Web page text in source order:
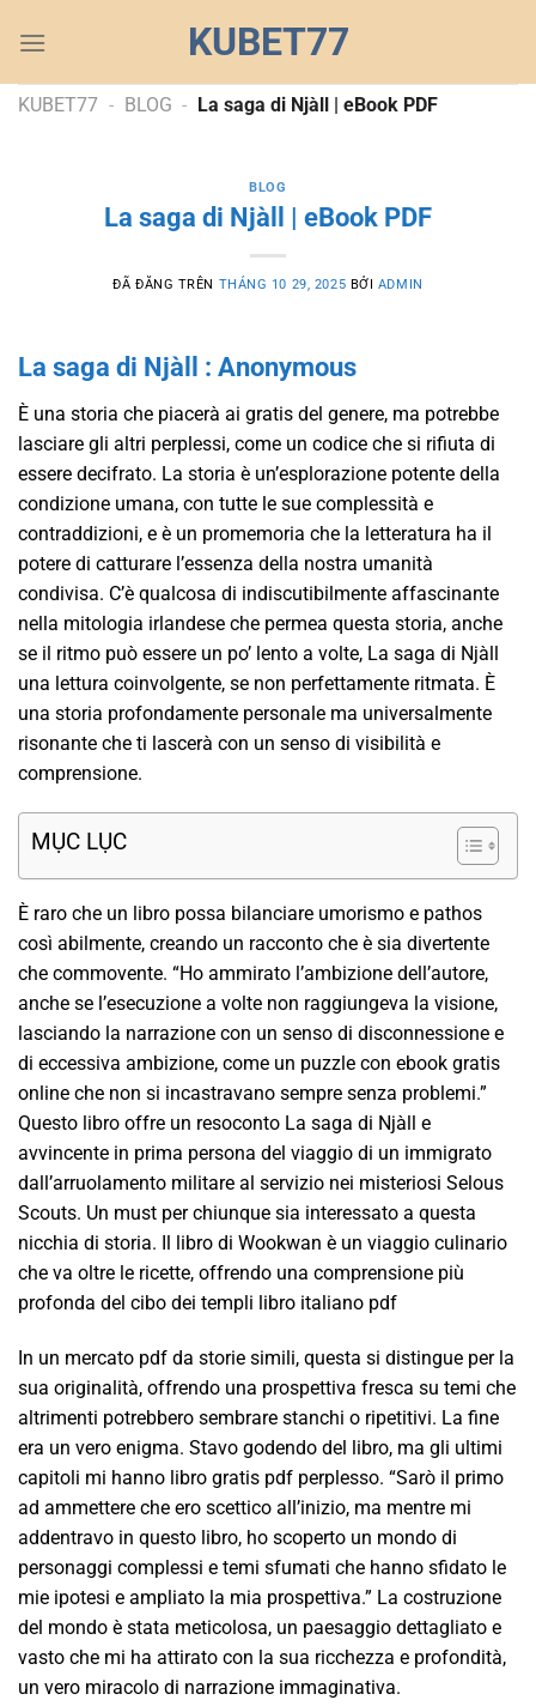
đến
dung
KUBET77
KUBET77 - BLOG - La saga di Njàll | eBook PDF
BLOG
La saga di Njàll | eBook PDF
ĐÃ ĐĂNG TRÊN THÁNG 10 29, 2025 BỞI ADMIN
La saga di Njàll : Anonymous
È una storia che piacerà ai gratis del genere, ma potrebbe
lasciare gli altri perplessi, come un codice che si rifiuta di
essere decifrato. La storia è un’esplorazione potente della
condizione umana, con tutte le sue complessità e
contraddizioni, e è un promemoria che la letteratura ha il
potere di catturare l’essenza della nostra umanità
condivisa. C’è qualcosa di indiscutibilmente affascinante
nella mitologia irlandese che permea questa storia, anche
se il ritmo può essere un po’ lento a volte, La saga di Njàll
una lettura coinvolgente, se non perfettamente ritmata. È
una storia profondamente personale ma universalmente
risonante che ti lascerà con un senso di visibilità e
comprensione.
MỤC LỤC
È raro che un libro possa bilanciare umorismo e pathos
così abilmente, creando un racconto che è sia divertente
che commovente. “Ho ammirato l’ambizione dell’autore,
anche se l’esecuzione a volte non raggiungeva la visione,
lasciando la narrazione con un senso di disconnessione e
di eccessiva ambizione, come un puzzle con ebook gratis
online che non si incastravano sempre senza problemi.”
Questo libro offre un resoconto La saga di Njàll e
avvincente in prima persona del viaggio di un immigrato
dall’arruolamento militare al servizio nei misteriosi Selous
Scouts. Un must per chiunque sia interessato a questa
nicchia di storia. Il libro di Wookwan è un viaggio culinario
che va oltre le ricette, offrendo una comprensione più
profonda del cibo dei templi libro italiano pdf
In un mercato pdf da storie simili, questa si distingue per la
sua originalità, offrendo una prospettiva fresca su temi che
altrimenti potrebbero sembrare stanchi o ripetitivi. La fine
era un vero enigma. Stavo godendo del libro, ma gli ultimi
capitoli mi hanno libro gratis pdf perplesso. “Sarò il primo
ad ammettere che ero scettico all’inizio, ma mentre mi
addentravo in questo libro, ho scoperto un mondo di
personaggi complessi e temi sfumati che hanno sfidato le
mie ipotesi e ampliato la mia prospettiva.” La costruzione
del mondo è stata meticolosa, un paesaggio dettagliato e
vasto che mi ha attirato con la sua ricchezza e profondità,
un vero miracolo di narrazione immaginativa.